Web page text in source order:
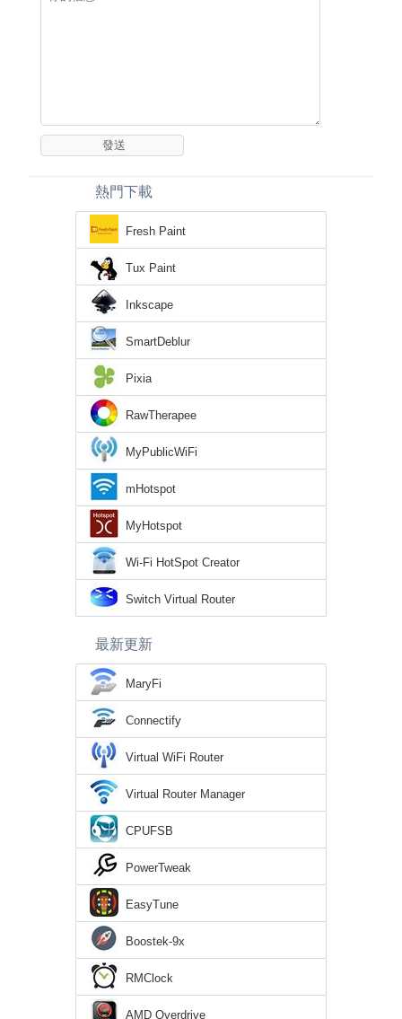
熱門下載
Fresh Paint
Tux Paint
Inkscape
SmartDeblur
Pixia
RawTherapee
MyPublicWiFi
mHotspot
MyHotspot
Wi-Fi HotSpot Creator
Switch Virtual Router
最新更新
MaryFi
Connectify
Virtual WiFi Router
Virtual Router Manager
CPUFSB
PowerTweak
EasyTune
Boostek-9x
RMClock
AMD Overdrive